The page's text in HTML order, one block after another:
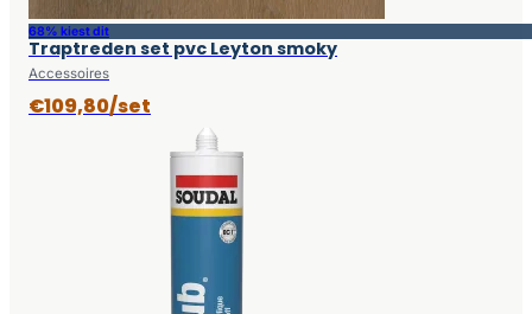
68% kiest dit
Traptreden set pvc Leyton smoky
Accessoires
€109,80/set